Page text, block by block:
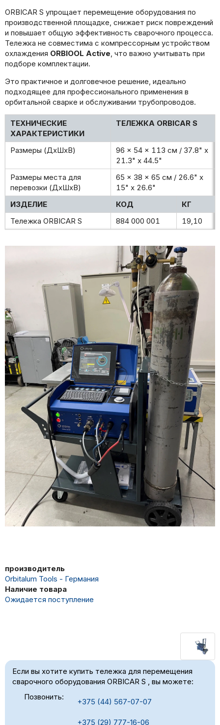
ORBICAR S упрощает перемещение оборудования по
производственной площадке, снижает риск повреждений
и повышает общую эффективность сварочного процесса.
Тележка не совместима с компрессорным устройством
охлаждения ORBIOOL Active, что важно учитывать при
подборе комплектации.
Это практичное и долговечное решение, идеально
подходящее для профессионального применения в
орбитальной сварке и обслуживании трубопроводов.
ТЕХНИЧЕСКИЕ
ХАРАКТЕРИСТИКИ
ТЕЛЕЖКА ORBICAR S
Размеры (ДхШхВ)
96 x 54 x 113 см / 37.8" x
21.3" x 44.5"
Размеры места для
перевозки (ДхШхВ)
65 x 38 x 65 см / 26.6" x
15" x 26.6"
ИЗДЕЛИЕ
КОД
КГ
Тележка ORBICAR S
884 000 001 19,10
производитель
Orbitalum Tools - Германия
Наличие товара
Ожидается поступление
Если вы хотите купить тележка для перемещения
сварочного оборудования ORBICAR S , вы можете:
Позвонить:
+375 (44) 567-07-07
+375 (29) 777-16-06